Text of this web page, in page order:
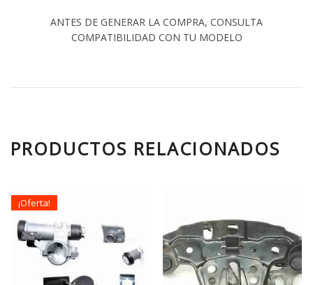
ANTES DE GENERAR LA COMPRA, CONSULTA
COMPATIBILIDAD CON TU MODELO
PRODUCTOS RELACIONADOS
¡Oferta!